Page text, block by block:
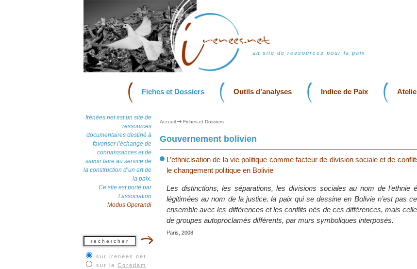
un site de ressources pour la paix
Fiches et Dossiers Outils d’analyses Indice de Paix
Irénées.net est un site de
ressources
documentaires destiné à
favoriser l’échange de
connaissances et de
savoir faire au service de
la construction d’un art de
la paix.
Ce site est porté par
l’association
Modus Operandi
sur irenees.net
sur la Coredem
Accueil Fiches et Dossiers
Gouvernement bolivien
L’ethnicisation de la vie politique comme facteur de division sociale et de
le changement politique en Bolivie
Les distinctions, les séparations, les divisions sociales au nom de l’ethnie
légitimées au nom de la justice, la paix qui se dessine en Bolivie n’est pas
ensemble avec les différences et les conflits nés de ces différences, mais
de groupes autoproclamés différents, par murs symboliques interposés.
Paris, 2008